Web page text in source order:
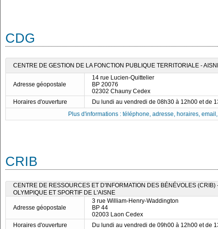
CDG
CENTRE DE GESTION DE LA FONCTION PUBLIQUE TERRITORIALE -
Adresse géopostale
14 rue Lucien-Quittelier
BP 20076
02302 Chauny Cedex
Horaires d'ouverture
Du lundi au vendredi de 08h30 à 12h00 et de
Plus d'informations : téléphone, adresse, horaires,
CRIB
CENTRE DE RESSOURCES ET D'INFORMATION DES BÉNÉVOLES (CRIB)
OLYMPIQUE ET SPORTIF DE L'AISNE
Adresse géopostale
3 rue William-Henry-Waddington
BP 44
02003 Laon Cedex
Horaires d'ouverture
Du lundi au vendredi de 09h00 à 12h00 et de